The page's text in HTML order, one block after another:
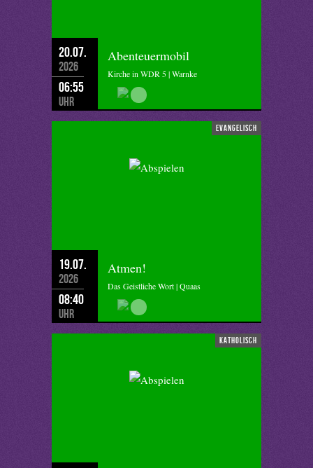
20.07.
2026
06:55
Uhr
Abenteuermobil
Kirche in WDR 5 | Warnke
evangelisch
19.07.
2026
08:40
Uhr
Atmen!
Das Geistliche Wort | Quaas
katholisch